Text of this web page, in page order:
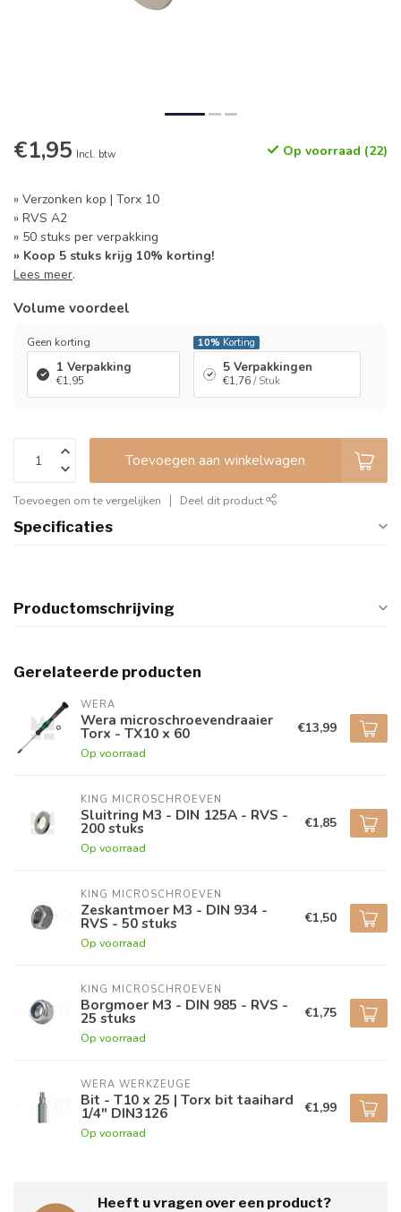
€1,95 Incl. btw Op voorraad (22)
» Verzonken kop | Torx 10
» RVS A2
» 50 stuks per verpakking
» Koop 5 stuks krijg 10% korting!
Lees meer.
Volume voordeel
Geen korting
1 Verpakking
€1,95
10% Korting
5 Verpakkingen
€1,76/ Stuk
Toevoegen aan winkelwagen
Toevoegen om te vergelijken Deel dit product
Specificaties
Productomschrijving
Gerelateerde producten
WERA
Wera microschroevendraaier
Torx - TX10 x 60
Op voorraad
€13,99
KING MICROSCHROEVEN
Sluitring M3 - DIN 125A - RVS -
200 stuks
Op voorraad
€1,85
KING MICROSCHROEVEN
Zeskantmoer M3 - DIN 934 -
RVS - 50 stuks
Op voorraad
€1,50
KING MICROSCHROEVEN
Borgmoer M3 - DIN 985 - RVS -
25 stuks
Op voorraad
€1,75
WERA WERKZEUGE
Bit - T10 x 25 | Torx bit taaihard
1/4" DIN3126
Op voorraad
€1,99
Heeft u vragen over een product?